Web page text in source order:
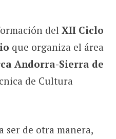
del XII Ciclo
que organiza el área
Andorra-Sierra de
de Cultura
ser de otra manera,